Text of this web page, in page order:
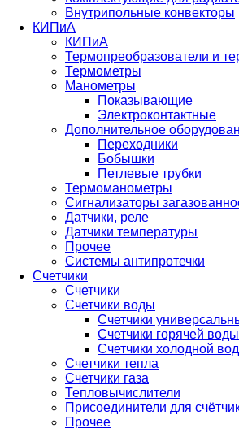
Внутрипольные конвекторы
КИПиА
КИПиА
Термопреобразователи и
Термометры
Манометры
Показывающие
Электроконтактные
Дополнительное
Переходники
Бобышки
Петлевые трубки
Термоманометры
Сигнализаторы
Датчики, реле
Датчики температуры
Прочее
Системы антипротечки
Счетчики
Счетчики
Счетчики воды
Счетчики
Счетчики горячей воды
Счетчики холодной
Счетчики тепла
Счетчики газа
Тепловычислители
Присоединители для
Прочее